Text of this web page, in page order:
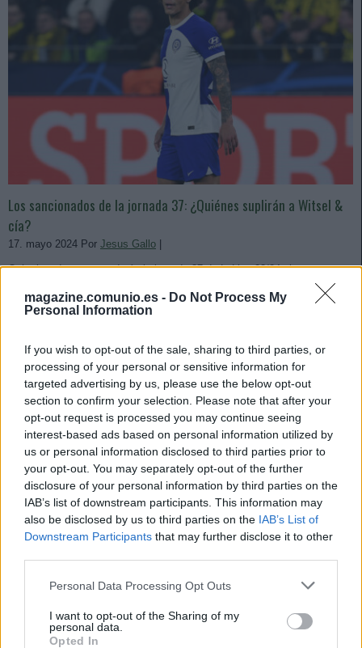
magazine.comunio.es - Do Not Process My
Personal Information
If you wish to opt-out of the sale, sharing to third parties, or
processing of your personal or sensitive information for
targeted advertising by us, please use the below opt-out
section to confirm your selection. Please note that after your
opt-out request is processed you may continue seeing
interest-based ads based on personal information utilized by
us or personal information disclosed to third parties prior to
your opt-out. You may separately opt-out of the further
disclosure of your personal information by third parties on the
IAB’s list of downstream participants. This information may
also be disclosed by us to third parties on the IAB’s List of
Downstream Participants that may further disclose it to other
Please note that this website/app uses one or more Google
not limited to your visit or usage behaviour. You may click to
grant or deny consent to Google and its third-party tags to
Personal Data Processing Opt Outs
I want to opt-out of the Sharing of my
personal data.
Opted In
Los sancionados de la jornada 37: ¿Quiénes suplirán a Witsel &
cía?
17. mayo 2024 Por Jesus Gallo
Ocho jugadores se perderán la jornada 37 de LaLiga 23/24 al estar
sancionados, entre ellos Álex Baena y los rojiblancos Giménez y Witsel.
¿Quiénes les reemplazarán en sus respectivos equipos?
Los sancionados de la jornada 36: ¿Quiénes suplirán a Gündogan